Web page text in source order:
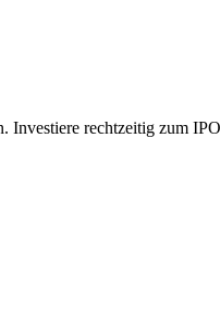
Investiere rechtzeitig zum